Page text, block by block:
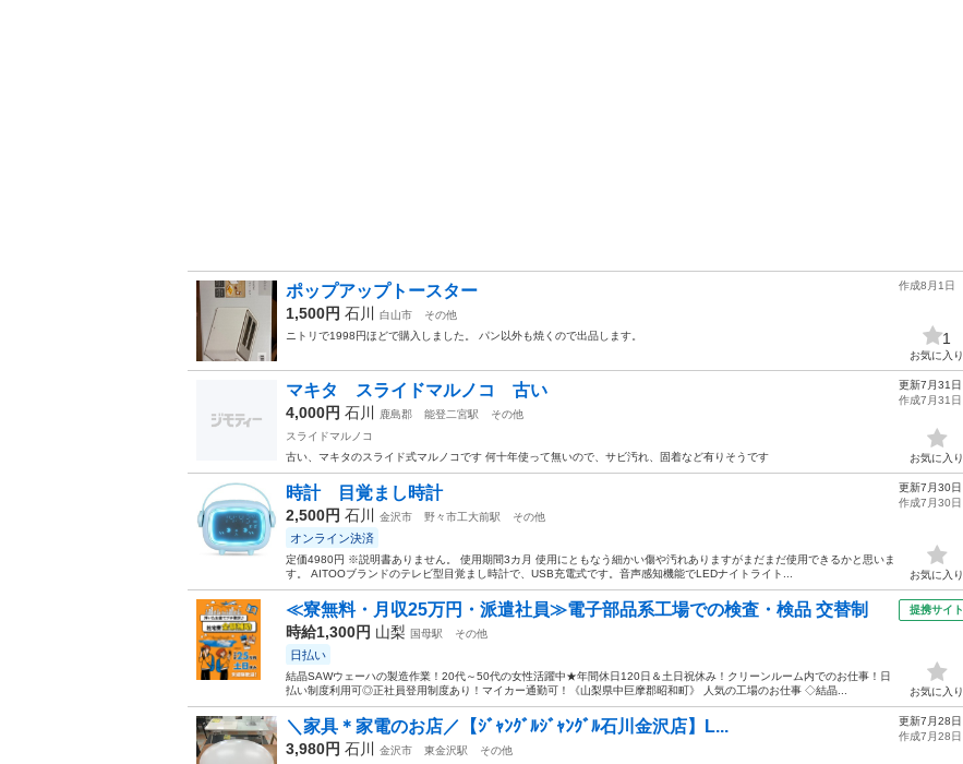
ポップアップトースター
1,500円 石川 白山市
その他
ニトリで1998円ほどで購入しました。 パン以外も焼くので出品します。
作成8月1日
1
お気に入り
マキタ スライドマルノコ 古い
4,000円 石川 鹿島郡 能登二宮駅
その他
スライドマルノコ
古い、マキタのスライド式マルノコです 何十年使って無いので、サビ汚れ、固着など有りそうです
更新7月31日
作成7月31日
お気に入り
時計 目覚まし時計
2,500円 石川 金沢市 野々市工大前駅 その他
オンライン決済
定価4980円 ※説明書ありません。 使用期間3カ月 使用にともなう細かい傷や汚れありますがまだまだ使用できるかと思いま
す。 AITOOブランドのテレビ型目覚まし時計で、USB充電式です。音声感知機能でLEDナイトライト...
更新7月30日
作成7月30日
お気に入り
≪寮無料・月収25万円・派遣社員≫電子部品系工場での検査・検品 交替制
時給1,300円 山梨 国母駅 その他
日払い
結晶SAWウェーハの製造作業！20代～50代の女性活躍中★年間休日120日＆土日祝休み！クリーンルーム内でのお仕事！日
払い制度利用可◎正社員登用制度あり！マイカー通勤可！《山梨県中巨摩郡昭和町》 人気の工場のお仕事 ◇結晶...
提携サイト
お気に入り
＼家具＊家電のお店／【ｼﾞｬﾝｸﾞﾙｼﾞｬﾝｸﾞﾙ石川金沢店】L...
3,980円 石川 金沢市 東金沢駅
その他
更新7月28日
作成7月28日